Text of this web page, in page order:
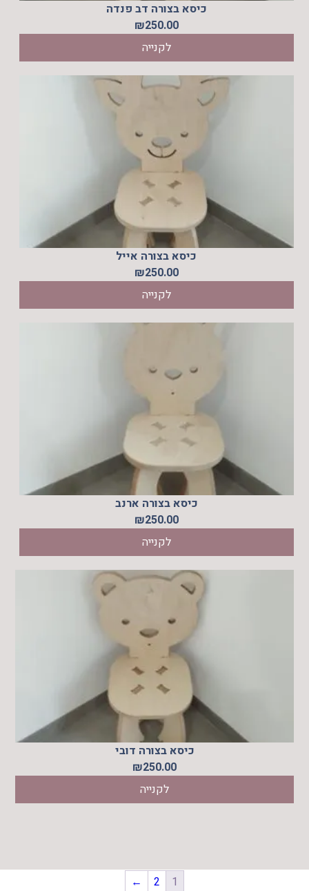
כיסא בצורה דב פנדה
₪250.00
לקנייה
כיסא בצורה אייל
₪250.00
לקנייה
כיסא בצורה ארנב
₪250.00
לקנייה
כיסא בצורה דובי
₪250.00
לקנייה
1
2
←